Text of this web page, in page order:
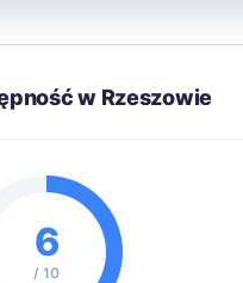
w Rzeszowie
6
/ 10